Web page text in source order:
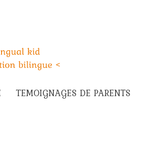
TEMOIGNAGES DE PARENTS